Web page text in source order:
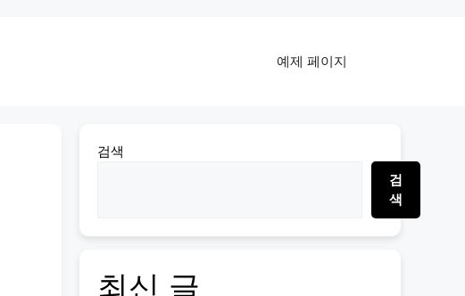
예제 페이지
검색
검
색
최신 글